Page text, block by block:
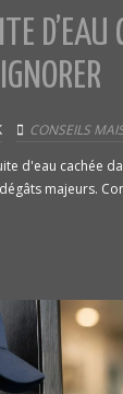
D’EAU
CONSEILS
d'eau cachée
majeurs.